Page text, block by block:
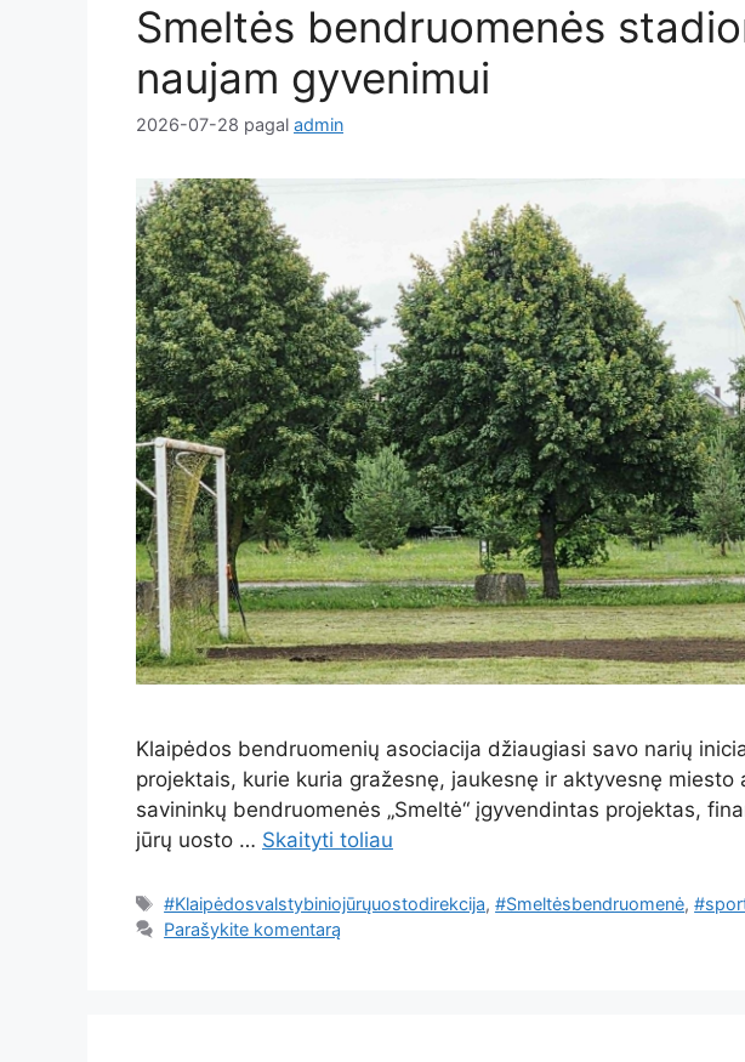
Smeltės bendruomenės
naujam gyvenimui
2026-07-28 pagal admin
Klaipėdos bendruomenių asociacija džiaugiasi savo narių
projektais, kurie kuria gražesnę, jaukesnę ir aktyvesnę miesto
savininkų bendruomenės „Smeltė“ įgyvendintas projektas,
jūrų uosto … Skaityti toliau
Žymos
#Klaipėdosvalstybiniojūrųuostodirekcija,#Smeltėsbendruomenė,
Parašykite komentarą